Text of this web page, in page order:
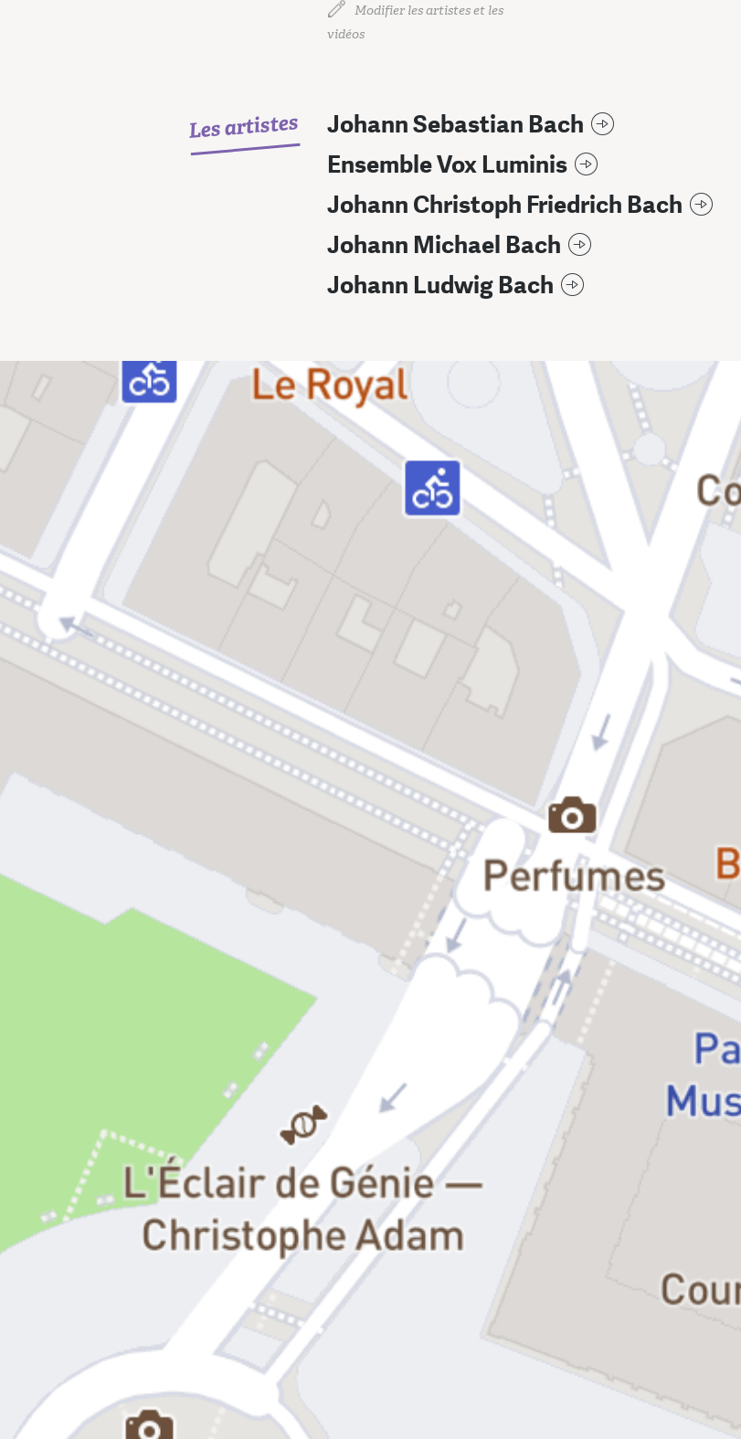
Modifier les artistes et les
vidéos
Les artistes
Johann Sebastian Bach
Ensemble Vox Luminis
Johann Christoph Friedrich Bach
Johann Michael Bach
Johann Ludwig Bach